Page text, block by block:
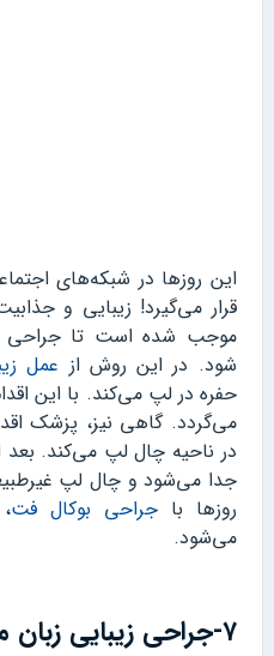
این روزها در شبکه‌های
قرار می‌گیرد! زیبایی و
موجب شده است تا جراحی
شود. در این روش از عمل
حفره در لپ می‌کند. با این
می‌گردد. گاهی نیز، پزشک
در ناحیه چال لپ می‌کند. بعد
جدا می‌شود و چال لپ
روزها باجراحی بوکال فت
می‌شود.
۷-جراحی زیبایی زبان ماری